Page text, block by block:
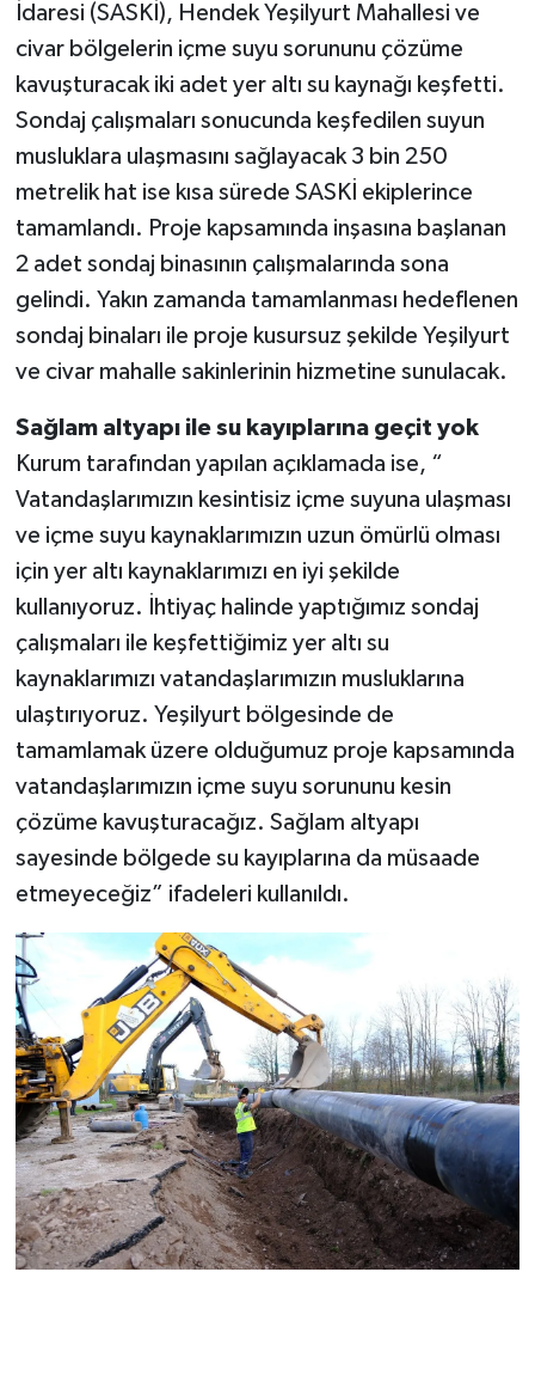
İdaresi (SASKİ), Hendek Yeşilyurt Mahallesi ve
civar bölgelerin içme suyu sorununu çözüme
kavuşturacak iki adet yer altı su kaynağı keşfetti.
Sondaj çalışmaları sonucunda keşfedilen suyun
musluklara ulaşmasını sağlayacak 3 bin 250
metrelik hat ise kısa sürede SASKİ ekiplerince
tamamlandı. Proje kapsamında inşasına başlanan
2 adet sondaj binasının çalışmalarında sona
gelindi. Yakın zamanda tamamlanması hedeflenen
sondaj binaları ile proje kusursuz şekilde Yeşilyurt
ve civar mahalle sakinlerinin hizmetine sunulacak.
Sağlam altyapı ile su kayıplarına geçit yok
Kurum tarafından yapılan açıklamada ise, “
Vatandaşlarımızın kesintisiz içme suyuna ulaşması
ve içme suyu kaynaklarımızın uzun ömürlü olması
için yer altı kaynaklarımızı en iyi şekilde
kullanıyoruz. İhtiyaç halinde yaptığımız sondaj
çalışmaları ile keşfettiğimiz yer altı su
kaynaklarımızı vatandaşlarımızın musluklarına
ulaştırıyoruz. Yeşilyurt bölgesinde de
tamamlamak üzere olduğumuz proje kapsamında
vatandaşlarımızın içme suyu sorununu kesin
çözüme kavuşturacağız. Sağlam altyapı
sayesinde bölgede su kayıplarına da müsaade
etmeyeceğiz” ifadeleri kullanıldı.